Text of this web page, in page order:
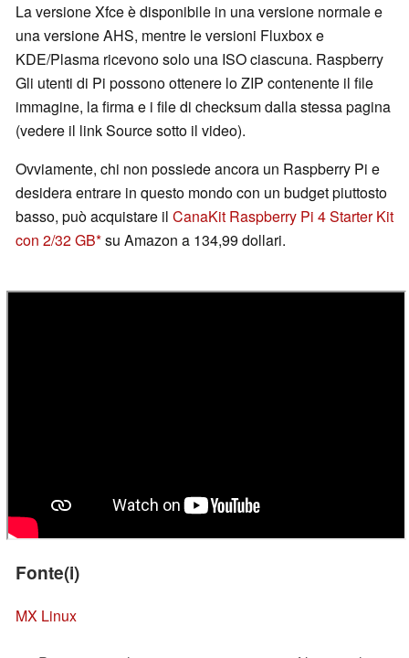
La versione Xfce è disponibile in una versione normale e
una versione AHS, mentre le versioni Fluxbox e
KDE/Plasma ricevono solo una ISO ciascuna. Raspberry
Gli utenti di Pi possono ottenere lo ZIP contenente il file
immagine, la firma e i file di checksum dalla stessa pagina
(vedere il link Source sotto il video).
Ovviamente, chi non possiede ancora un Raspberry Pi e
desidera entrare in questo mondo con un budget piuttosto
basso, può acquistare il CanaKit Raspberry Pi 4 Starter Kit
con 2/32 GB su Amazon a 134,99 dollari.
Fonte(i)
MX Linux